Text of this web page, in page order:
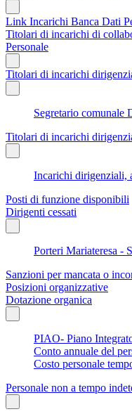
Link Incarichi Banca Dati
Titolari di incarichi di
Personale
Titolari di incarichi
Segretario comunale
Titolari di incarichi
Incarichi dirigenziali,
Posti di funzione disponibili
Dirigenti cessati
Porteri Mariateresa -
Sanzioni per mancata o
Posizioni organizzative
Dotazione organica
PIAO- Piano
Conto annuale del
Costo personale
Personale non a tempo